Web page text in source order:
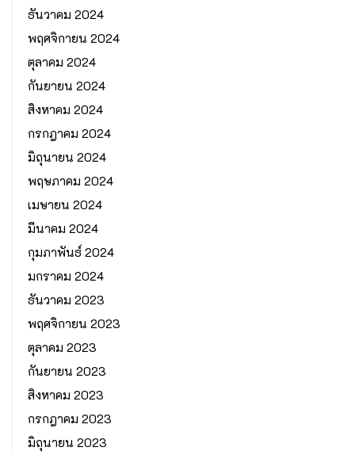
ธันวาคม 2024
พฤศจิกายน 2024
ตุลาคม 2024
กันยายน 2024
สิงหาคม 2024
กรกฎาคม 2024
มิถุนายน 2024
พฤษภาคม 2024
เมษายน 2024
มีนาคม 2024
กุมภาพันธ์ 2024
มกราคม 2024
ธันวาคม 2023
พฤศจิกายน 2023
ตุลาคม 2023
กันยายน 2023
สิงหาคม 2023
กรกฎาคม 2023
มิถุนายน 2023